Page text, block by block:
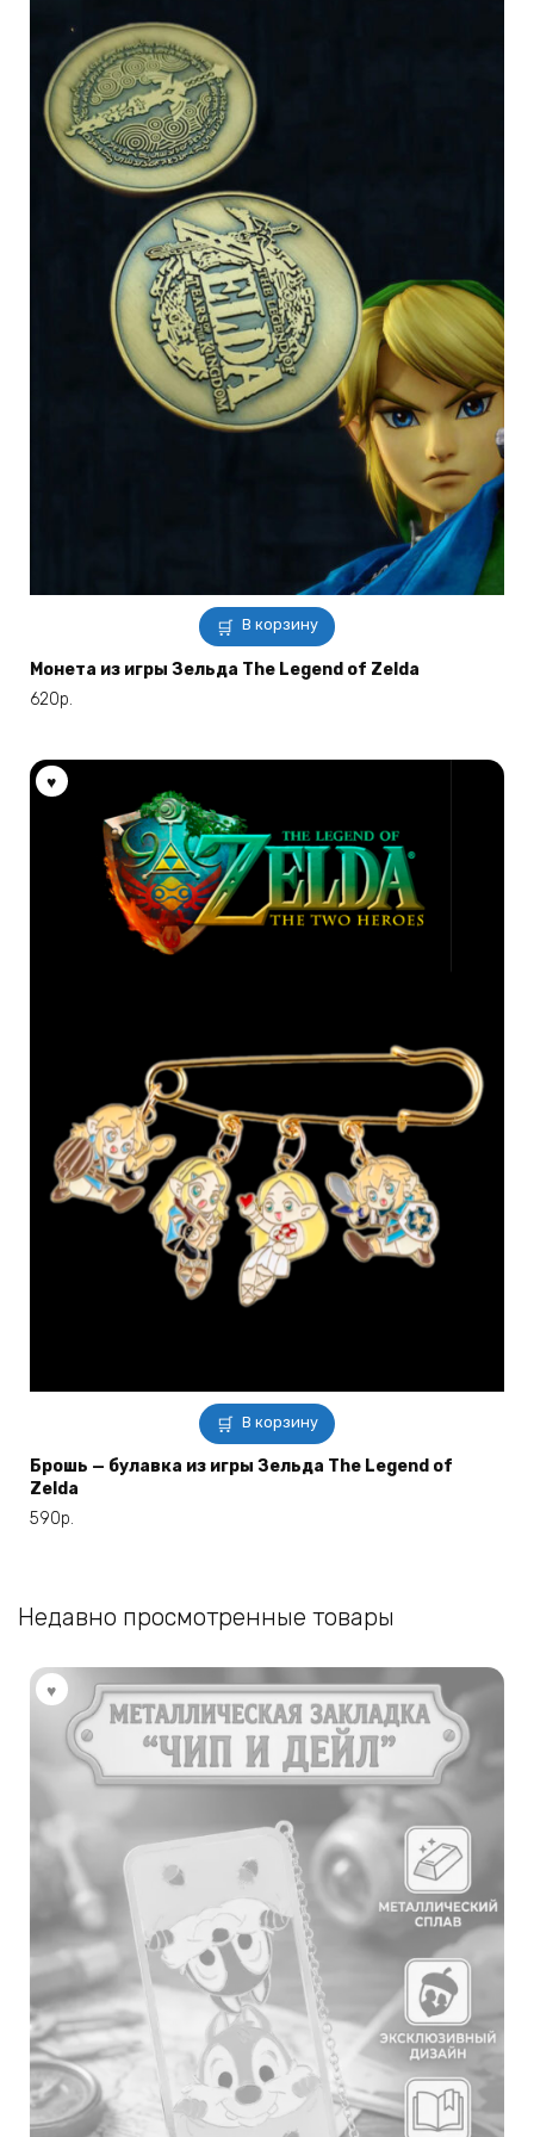
В корзину
Монета из игры Зельда The Legend of Zelda
620р.
В корзину
Брошь — булавка из игры Зельда The Legend of
Zelda
590р.
Недавно просмотренные товары